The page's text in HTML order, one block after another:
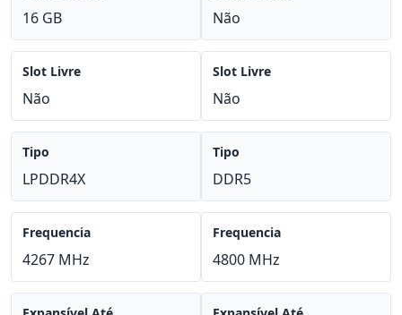
16 GB
Slot Livre
Não
Tipo
LPDDR4X
Frequencia
4267 MHz
Não
Slot Livre
Não
Tipo
DDR5
Frequencia
4800 MHz